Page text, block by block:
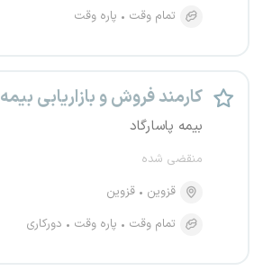
تمام وقت
پاره وقت
کارمند فروش و بازاریابی بیمه
بیمه پاسارگاد
منقضی شده
قزوین
قزوین
تمام وقت
پاره وقت دورکاری